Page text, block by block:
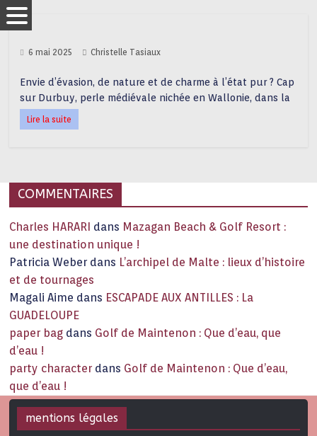
6 mai 2025 Christelle Tasiaux
Envie d’évasion, de nature et de charme à l’état pur ? Cap
sur Durbuy, perle médiévale nichée en Wallonie, dans la
Lire la suite
COMMENTAIRES
Charles HARARI dans Mazagan Beach & Golf Resort :
une destination unique !
Patricia Weber dans L’archipel de Malte : lieux d’histoire
et de tournages
Magali Aime dans ESCAPADE AUX ANTILLES : La
GUADELOUPE
paper bag dans Golf de Maintenon : Que d’eau, que
d’eau !
party character dans Golf de Maintenon : Que d’eau,
que d’eau !
mentions légales